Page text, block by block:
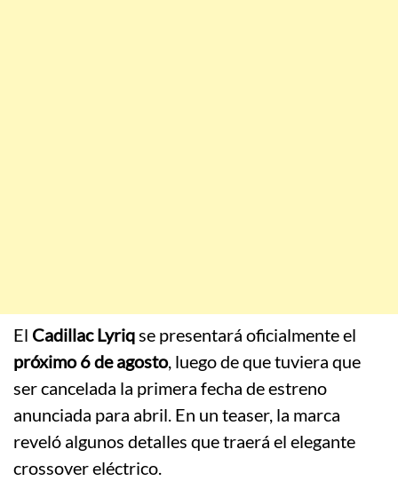
El Cadillac Lyriqse presentará oficialmente el
próximo 6 de agosto, luego de que tuviera que
ser cancelada la primera fecha de estreno
anunciada para abril. En un teaser, la marca
reveló algunos detalles que traerá el elegante
crossover eléctrico.